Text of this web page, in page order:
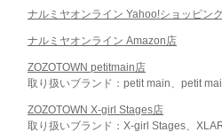
ナルミヤオンライン Yahoo!ショッピン
ナルミヤオンライン Amazon店
ZOZOTOWN petitmain店
取り扱いブランド：petit main、petit
ZOZOTOWN X-girl Stages店
取り扱いブランド：X-girl Stages、